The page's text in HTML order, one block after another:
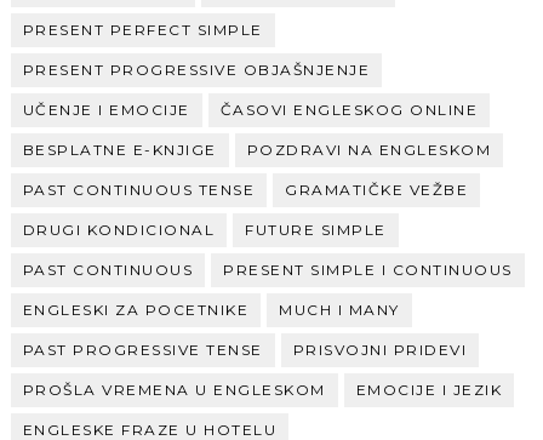
PRESENT PERFECT SIMPLE
PRESENT PROGRESSIVE OBJAŠNJENJE
UČENJE I EMOCIJE ČASOVI ENGLESKOG ONLINE
BESPLATNE E-KNJIGE POZDRAVI NA ENGLESKOM
PAST CONTINUOUS TENSE GRAMATIČKE VEŽBE
DRUGI KONDICIONAL FUTURE SIMPLE
PAST CONTINUOUS PRESENT SIMPLE I CONTINUOUS
ENGLESKI ZA POCETNIKE MUCH I MANY
PAST PROGRESSIVE TENSE PRISVOJNI PRIDEVI
PROŠLA VREMENA U ENGLESKOM EMOCIJE I JEZIK
ENGLESKE FRAZE U HOTELU